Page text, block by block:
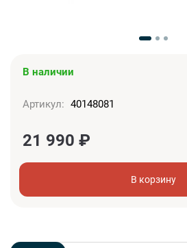
В наличии
Артикул: 40148081
21 990 ₽
В корзину